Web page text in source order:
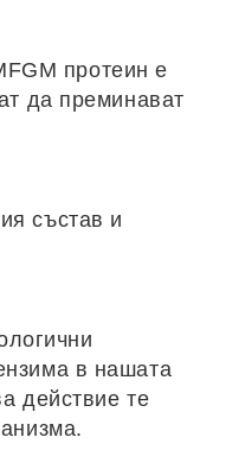
протеин е
да преминават
състав и
в нашата
действие те